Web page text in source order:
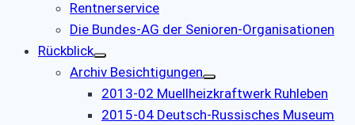
Rentnerservice
Die Bundes-AG der Senioren-Organisationen
Rückblick
Archiv Besichtigungen
2013-02 Muellheizkraftwerk Ruhleben
2015-04 Deutsch-Russisches Museum